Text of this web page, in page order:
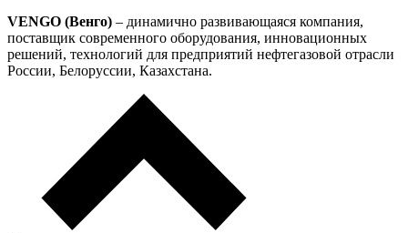
VENGO (Венго) – динамично развивающаяся компания,
поставщик современного оборудования, инновационных
решений, технологий для предприятий нефтегазовой отрасли
России, Белоруссии, Казахстана.